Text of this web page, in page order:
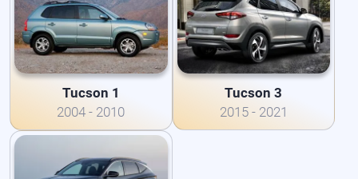
Tucson 1
2004 - 2010
Tucson 3
2015 - 2021